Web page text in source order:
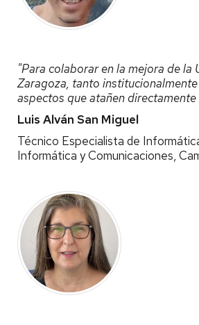
"Para colaborar en la mejora de la
Zaragoza, tanto
aspectos que atañen directamente
Luis Alván San Miguel
Técnico Especialista de
Informática y Comunicaciones,